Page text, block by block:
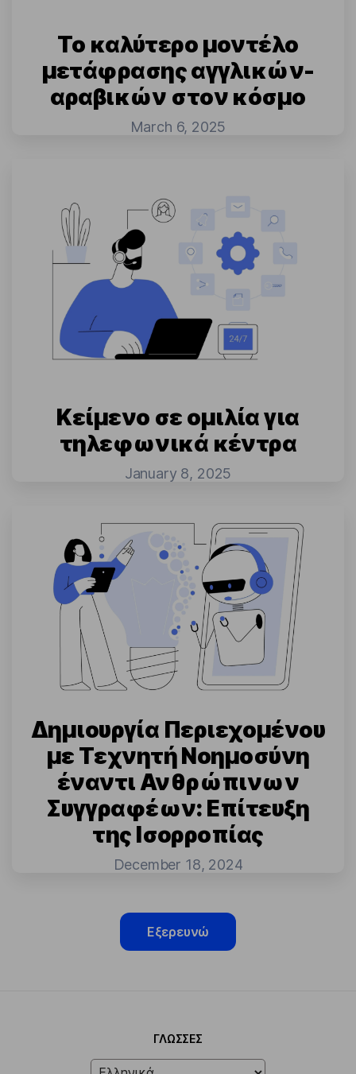
Το καλύτερο μοντέλο
μετάφρασης αγγλικών-
αραβικών στον κόσμο
March 6, 2025
Κείμενο σε ομιλία για
τηλεφωνικά κέντρα
January 8, 2025
Δημιουργία Περιεχομένου
με Τεχνητή Νοημοσύνη
έναντι Ανθρώπινων
Συγγραφέων: Επίτευξη
της Ισορροπίας
December 18, 2024
Εξερευνώ
ΓΛΏΣΣΕΣ